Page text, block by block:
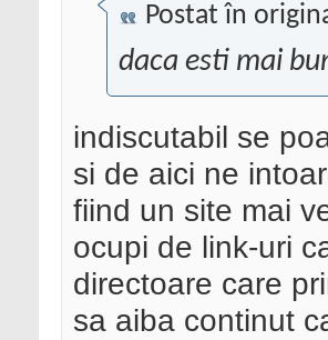
Postat în
daca esti mai
indiscutabil se
si de aici ne
fiind un site mai
ocupi de link-uri
directoare care
sa aiba continut